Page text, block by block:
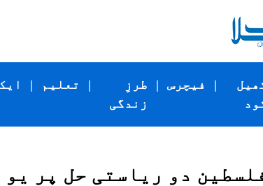
| تعلیم |
طرزِ
زندگی
| فیچرس |
دو ریاستی حل پر یو